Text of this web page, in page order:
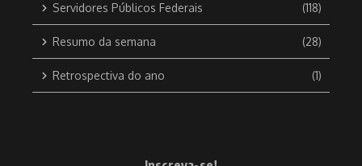
Servidores Públicos Federais (118)
Resumo da semana (28)
Retrospectiva do ano (1)